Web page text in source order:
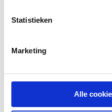
Statistieken
Marketing
Alle